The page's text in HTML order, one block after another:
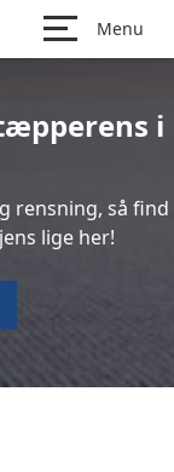
Menu
i
rensning, så find
lige her!